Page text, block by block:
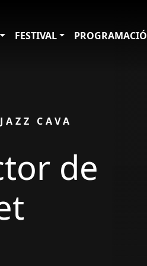
FESTIVAL PROGRAMACIÓ
CAVA
de